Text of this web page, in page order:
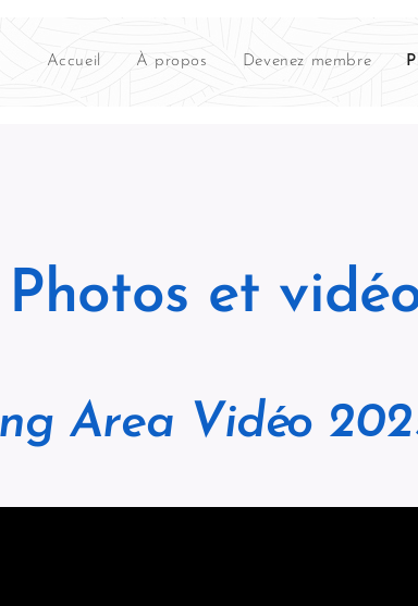
Accueil À propos Devenez membre
Photos et
Area Vidéo